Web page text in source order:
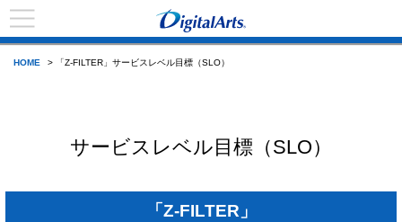
HOME > 「Z-FILTER」サービスレベル目標（SLO）
サービスレベル目標（SLO）
「Z-FILTER」